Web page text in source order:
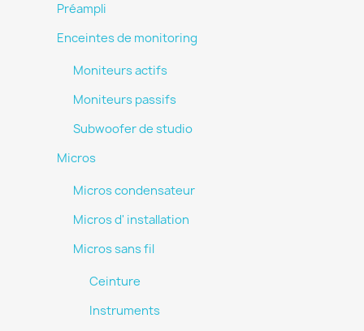
Préampli
Enceintes de monitoring
Moniteurs actifs
Moniteurs passifs
Subwoofer de studio
Micros
Micros condensateur
Micros d' installation
Micros sans fil
Ceinture
Instruments